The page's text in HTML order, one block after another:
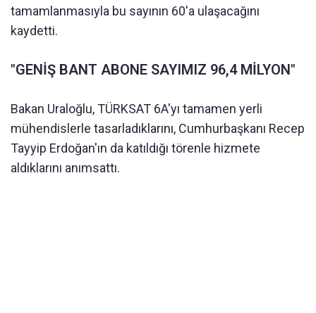
tamamlanmasıyla bu sayının 60'a ulaşacağını
kaydetti.
"GENİŞ BANT ABONE SAYIMIZ 96,4 MİLYON"
Bakan Uraloğlu, TÜRKSAT 6A'yı tamamen yerli
mühendislerle tasarladıklarını, Cumhurbaşkanı Recep
Tayyip Erdoğan'ın da katıldığı törenle hizmete
aldıklarını anımsattı.